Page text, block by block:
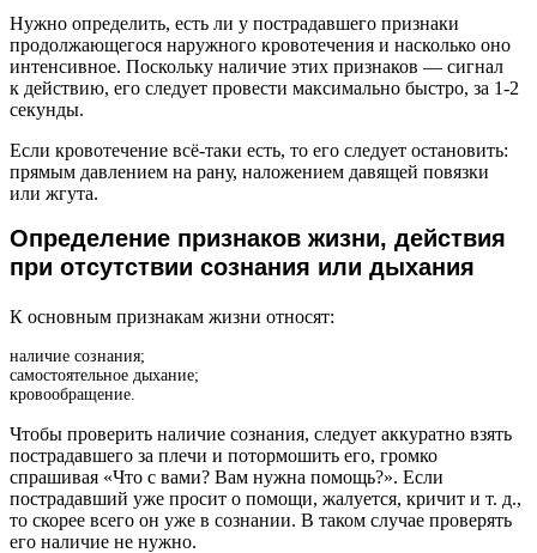
Нужно определить, есть ли у пострадавшего признаки
продолжающегося наружного кровотечения и насколько оно
интенсивное. Поскольку наличие этих признаков — сигнал
к действию, его следует провести максимально быстро, за 1-2
секунды.
Если кровотечение всё-таки есть, то его следует остановить:
прямым давлением на рану, наложением давящей повязки
или жгута.
Определение признаков жизни, действия
при отсутствии сознания или дыхания
К основным признакам жизни относят:
наличие сознания;
самостоятельное дыхание;
кровообращение.
Чтобы проверить наличие сознания, следует аккуратно взять
пострадавшего за плечи и потормошить его, громко
спрашивая «Что с вами? Вам нужна помощь?». Если
пострадавший уже просит о помощи, жалуется, кричит и т. д.,
то скорее всего он уже в сознании. В таком случае проверять
его наличие не нужно.